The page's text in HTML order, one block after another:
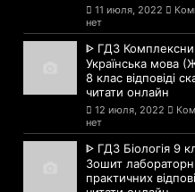
11 июля, 2022
нет
ᐈ ГДЗ
Українська мова
8 клас відповіді
читати онлайн
12 июля, 2022
нет
ᐈ ГДЗ Біологія 9
Зошит
практичних